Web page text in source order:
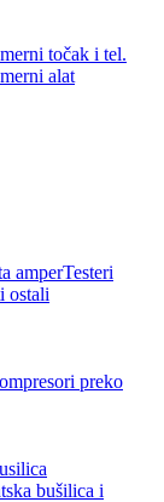
točak i tel.
alat
amperTesteri
ostali
preko
bušilica i